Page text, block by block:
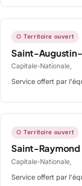
○ Territoire ouvert
Saint-
Capitale-Nationale,
Service offert par
○ Territoire ouvert
Saint-Raymond
Capitale-Nationale,
Service offert par